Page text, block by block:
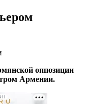
оппозиции
Армении.